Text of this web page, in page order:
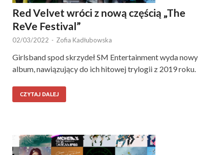
Red Velvet wróci z nową częścią „The
ReVe Festival”
02/03/2022 - Zofia Kadłubowska
Girlsband spod skrzydeł SM Entertainment wyda nowy
album, nawiązujący do ich hitowej trylogii z 2019 roku.
CZYTAJ DALEJ